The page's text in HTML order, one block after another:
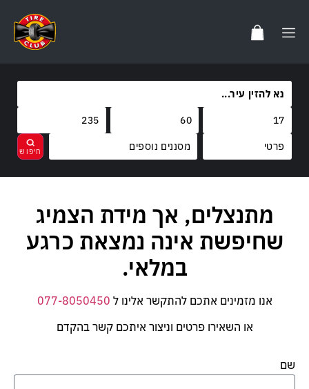
מסננים נוספים
LANVIGATOR
קוד משקל
102
קוד מהירות
נקה בחר
מתנצלים, אך מידת הצמיג
שחיפשת אינה נמצאת כרגע
במלאי.
אנו מזמינים אתכם להתקשר אלינו ל 077-8050450
או השאירו פרטים וניצור איתכם קשר בהקדם
שם